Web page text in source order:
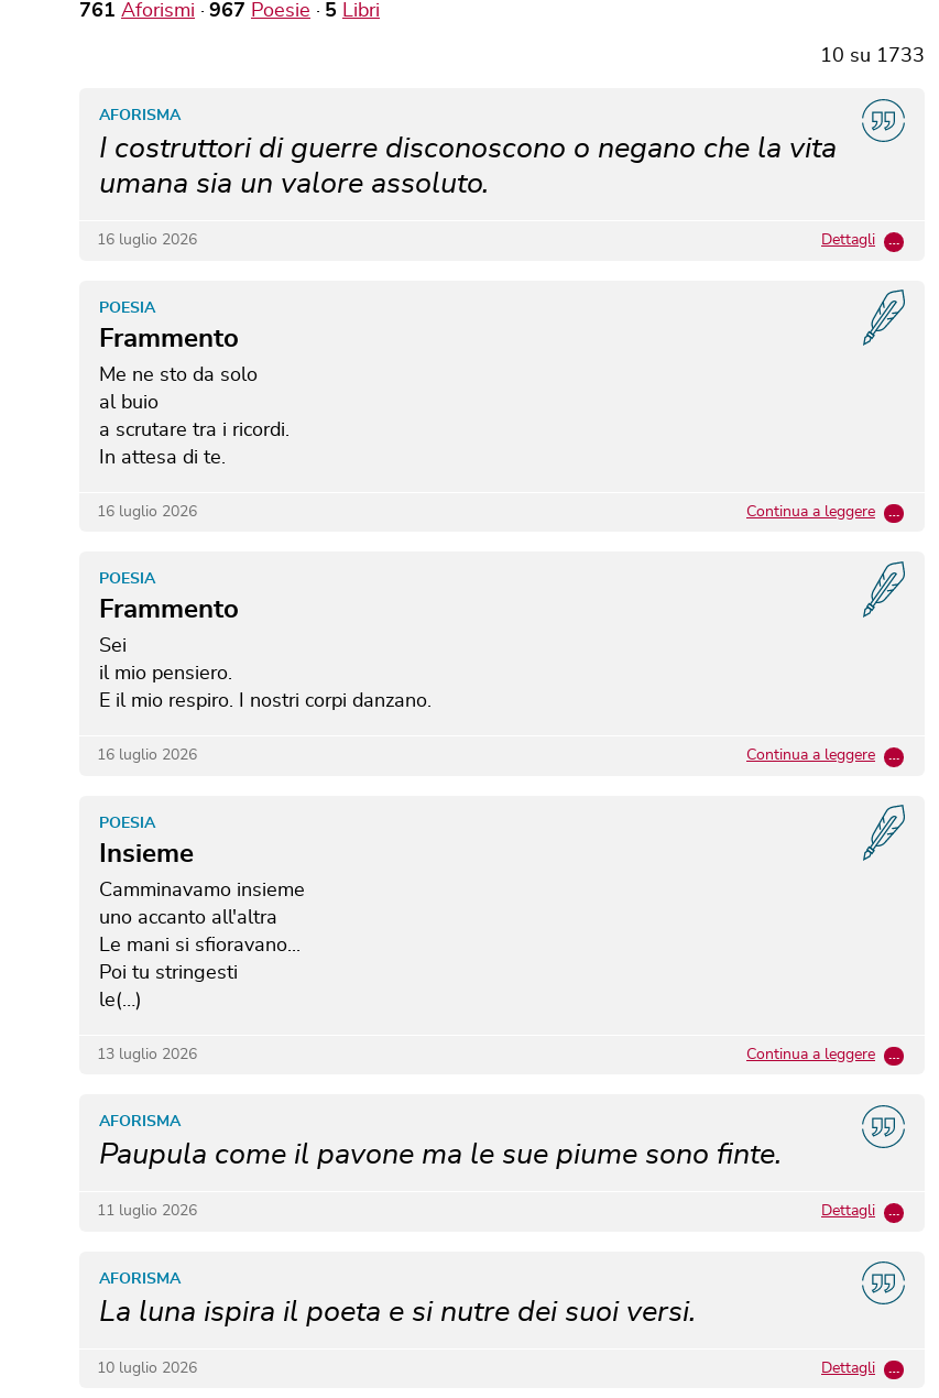
761 Aforismi 967 Poesie 5 Libri
10 su 1733
I costruttori di guerre disconoscono o negano che la vita
umana sia un valore assoluto.
AFORISMA
16 luglio 2026 Dettagli …
Frammento
POESIA
Me ne sto da solo
al buio
a scrutare tra i ricordi.
In attesa di te.
16 luglio 2026 Continua a leggere …
Frammento
POESIA
Sei
il mio pensiero.
E il mio respiro.
I nostri corpi danzano.
16 luglio 2026 Continua a leggere …
Insieme
POESIA
Camminavamo insieme
uno accanto all'altra
Le mani si sfioravano...
Poi tu stringesti
le(…)
13 luglio 2026 Continua a leggere …
Paupula come il pavone ma le sue piume sono finte.
AFORISMA
11 luglio 2026 Dettagli …
La luna ispira il poeta e si nutre dei suoi versi.
AFORISMA
10 luglio 2026 Dettagli …